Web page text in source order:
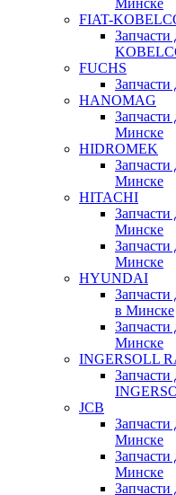
Минске
FIAT-
Запчасти
FUCHS
HANOMAG
Минске
HIDROMEK
Минске
HITACHI
Минске
Запчасти
Минске
HYUNDAI
в Минске
Минске
INGERSOLL
Запчасти
JCB
Запчасти
Минске
Запчасти
Минске
Запчасти